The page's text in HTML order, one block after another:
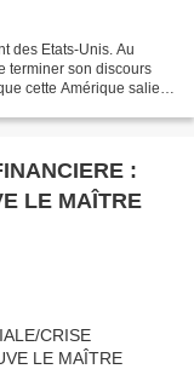
des Etats-Unis. Au
terminer son discours
cette Amérique salie,
:
LE MAÎTRE